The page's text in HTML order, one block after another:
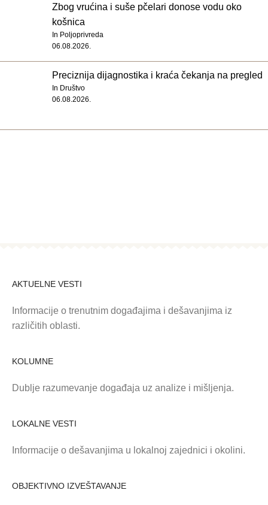
Zbog vrućina i suše pčelari donose vodu oko
košnica
In Poljoprivreda
06.08.2026.
Preciznija dijagnostika i kraća čekanja na pregled
In Društvo
06.08.2026.
AKTUELNE VESTI
Informacije o trenutnim događajima i dešavanjima iz
različitih oblasti.
KOLUMNE
Dublje razumevanje događaja uz analize i mišljenja.
LOKALNE VESTI
Informacije o dešavanjima u lokalnoj zajednici i okolini.
OBJEKTIVNO IZVEŠTAVANJE